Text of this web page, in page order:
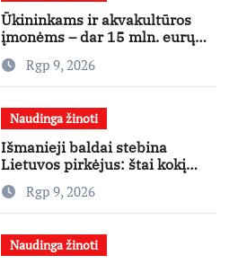
Ūkininkams ir akvakultūros
įmonėms – dar 15 mln. eurų
lengvatinėms paskoloms
Rgp 9, 2026
Naudinga žinoti
Išmanieji baldai stebina
Lietuvos pirkėjus: štai kokį
išgraibsto pirmiausia
Rgp 9, 2026
Naudinga žinoti